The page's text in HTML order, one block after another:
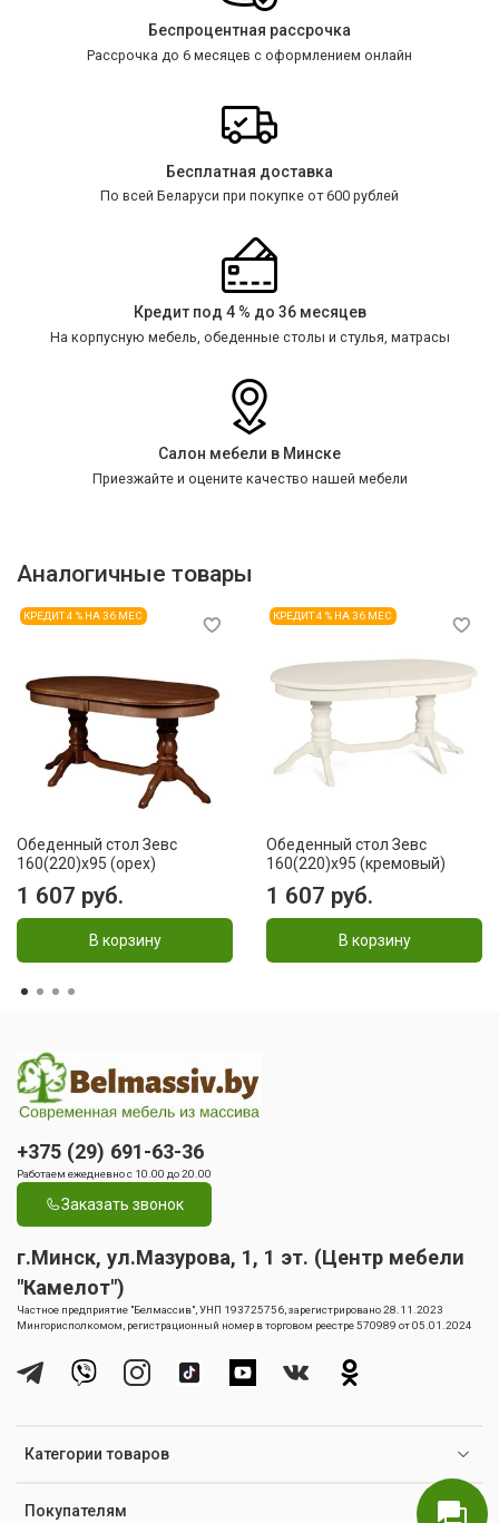
Беспроцентная рассрочка
Рассрочка до 6 месяцев с оформлением онлайн
Бесплатная доставка
По всей Беларуси при покупке от 600 рублей
Кредит под 4 % до 36 месяцев
На корпусную мебель, обеденные столы и стулья, матрасы
Салон мебели в Минске
Приезжайте и оцените качество нашей мебели
Аналогичные товары
КРЕДИТ 4 % НА 36 МЕС
Обеденный стол Зевс
160(220)х95 (орех)
1 607 руб.
В корзину
КРЕДИТ 4 % НА 36 МЕС
Обеденный стол Зевс
160(220)х95 (кремовый)
1 607 руб.
В корзину
Категории товаров
Покупателям
+375 (29) 691-63-36
Работаем ежедневно с 10.00 до 20.00
Заказать звонок
г.Минск, ул.Мазурова, 1, 1 эт. (Центр мебели
"Камелот")
Частное предприятие "Белмассив", УНП 193725756, зарегистрировано 28.11.2023
Мингорисполкомом, регистрационный номер в торговом реестре 570989 от 05.01.2024